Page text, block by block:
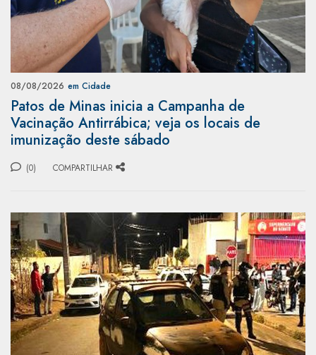
08/08/2026 em Cidade
Patos de Minas inicia a Campanha de
Vacinação Antirrábica; veja os locais de
imunização deste sábado
(0) COMPARTILHAR